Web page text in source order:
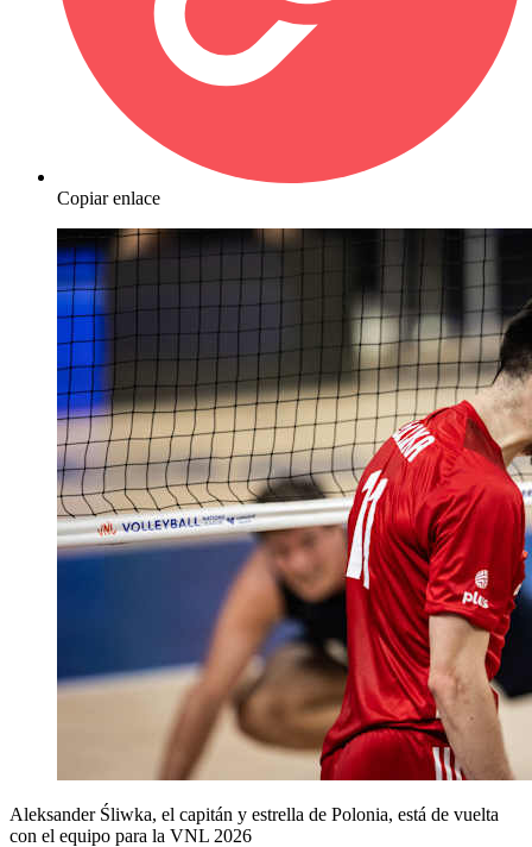
Copiar enlace
Aleksander Śliwka, el capitán y estrella de Polonia, está de vuelta
con el equipo para la VNL 2026